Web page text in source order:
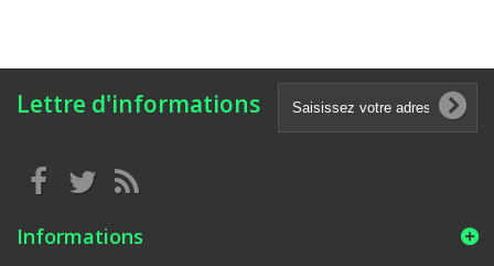
Lettre d'informations
Informations